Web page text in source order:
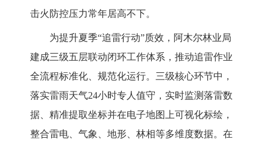
击火防控压力常年居高不下。
为提升夏季“追雷行动”质效，阿木尔林业局
建成三级五层联动闭环工作体系，推动追雷作业
全流程标准化、规范化运行。三级核心环节中，
落实雷雨天气24小时专人值守，实时监测落雷数
据、精准提取坐标并在电子地图上可视化标绘，
整合雷电、气象、地形、林相等多维度数据。在